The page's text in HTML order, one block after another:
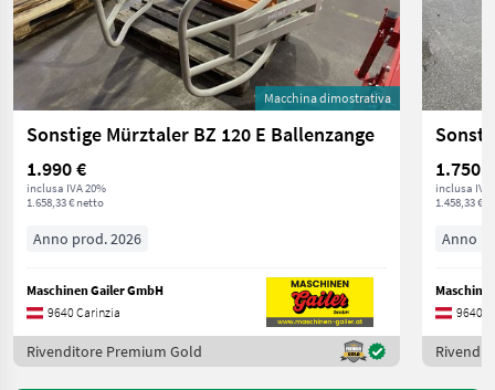
Macchina dimostrativa
Sonstige Mürztaler BZ 120 E Ballenzange
1.990 €
inclusa IVA 20%
1.658,33 € netto
Anno prod. 2026
Maschinen Gailer GmbH
9640 Carinzia
Rivenditore Premium Gold
1.750 €
inclusa IVA
1.458,33 €
Anno
9640